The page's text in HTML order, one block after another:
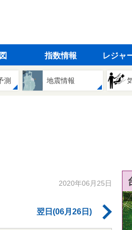
指数情報 レジャ
測 地震情報
2020年06月25日
翌日(06月26日)